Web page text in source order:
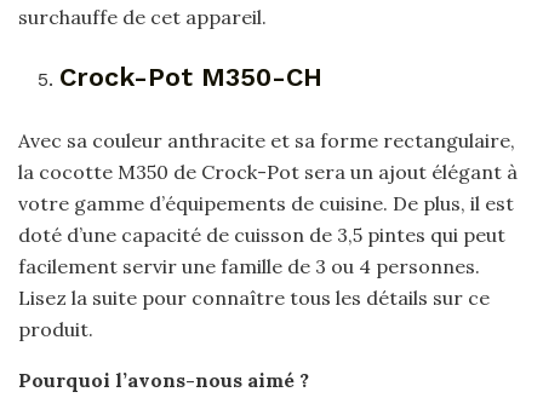
surchauffe de cet appareil.
Crock-Pot M350-CH
Avec sa couleur anthracite et sa forme rectangulaire,
la cocotte M350 de Crock-Pot sera un ajout élégant à
votre gamme d’équipements de cuisine. De plus, il est
doté d’une capacité de cuisson de 3,5 pintes qui peut
facilement servir une famille de 3 ou 4 personnes.
Lisez la suite pour connaître tous les détails sur ce
produit.
Pourquoi l’avons-nous aimé ?